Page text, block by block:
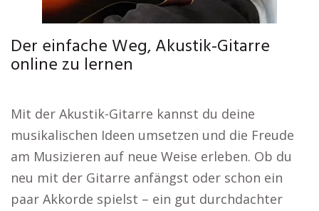
Der einfache Weg, Akustik-Gitarre
online zu lernen
Mit der Akustik-Gitarre kannst du deine
musikalischen Ideen umsetzen und die Freude
am Musizieren auf neue Weise erleben. Ob du
neu mit der Gitarre anfängst oder schon ein
paar Akkorde spielst – ein gut durchdachter